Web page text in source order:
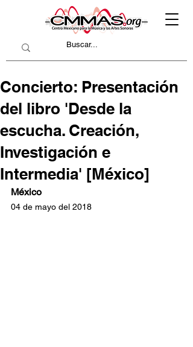
Concierto: Presentación
del libro 'Desde la
escucha. Creación,
Investigación e
Intermedia' [México]
México
04 de mayo del 2018